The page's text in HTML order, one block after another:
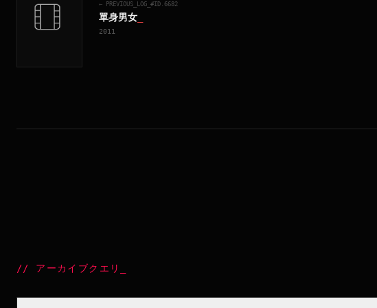
← PREVIOUS_LOG_#ID. 6682
單身男女
2011
// アーカイブクエリ